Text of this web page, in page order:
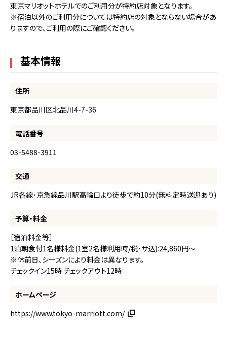
東京マリオットホテルでのご利用分が特約店対象となります。
※宿泊以外のご利用分については特約店の対象とならない場合があ
りますので､ご利用の際にご確認ください｡
基本情報
住所
東京都品川区北品川4-7-36
電話番号
03-5488-3911
交通
JR各線･京急線品川駅高輪口より徒歩で約10分(無料定時送迎あり)
予算・料金
［宿泊料金等］
1泊朝食付1名様料金(1室2名様利用時/税･サ込):24,860円～
※休前日、シーズンにより料金は異なります。
チェックイン15時 チェックアウト12時
ホームページ
https://www.tokyo-marriott.com/